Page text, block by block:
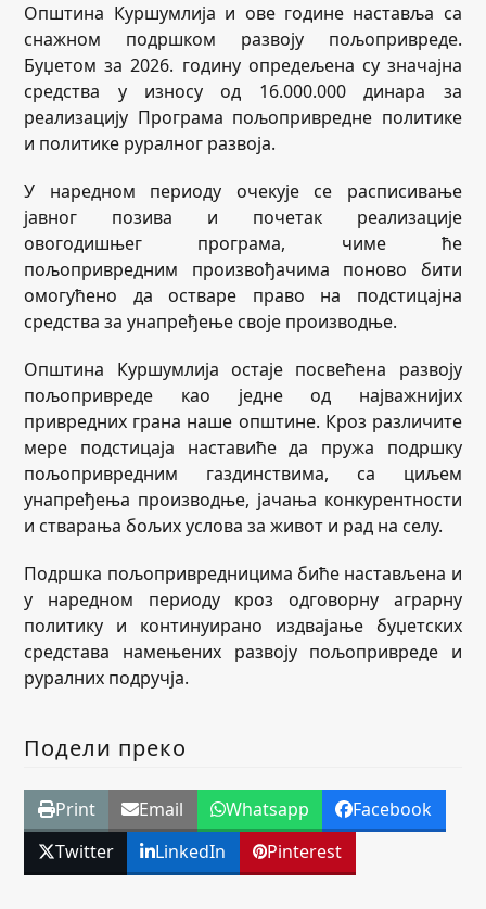
Општина Куршумлија и ове године наставља са
снажном подршком развоју пољопривреде.
Буџетом за 2026. годину опредељена су значајна
средства у износу од 16.000.000 динара за
реализацију Програма пољопривредне политике
и политике руралног развоја.
У наредном периоду очекује се расписивање
јавног позива и почетак реализације
овогодишњег програма, чиме ће
пољопривредним произвођачима поново бити
омогућено да остваре право на подстицајна
средства за унапређење своје производње.
Општина Куршумлија остаје посвећена развоју
пољопривреде као једне од најважнијих
привредних грана наше општине. Кроз различите
мере подстицаја наставиће да пружа подршку
пољопривредним газдинствима, са циљем
унапређења производње, јачања конкурентности
и стварања бољих услова за живот и рад на селу.
Подршка пољопривредницима биће настављена и
у наредном периоду кроз одговорну аграрну
политику и континуирано издвајање буџетских
средстава намењених развоју пољопривреде и
руралних подручја.
Подели преко
Print Email Whatsapp
Facebook
Twitter
LinkedIn Pinterest